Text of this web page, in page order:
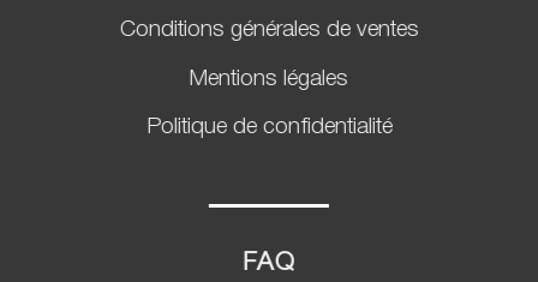
Conditions générales de ventes
Mentions légales
Politique de confidentialité
FAQ